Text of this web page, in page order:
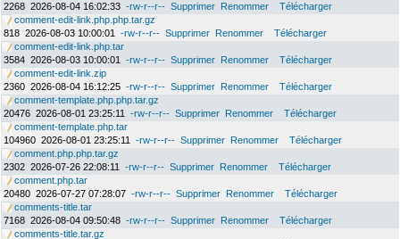
2268 2026-08-04 16:02:33 -rw-r--r-- Supprimer Renommer
Télécharger
comment-edit-link.php.php.tar.gz
818 2026-08-03 10:00:01 -rw-r--r-- Supprimer Renommer
Télécharger
comment-edit-link.php.tar
3584 2026-08-03 10:00:01 -rw-r--r-- Supprimer Renommer
Télécharger
comment-edit-link.zip
2360 2026-08-04 16:12:25 -rw-r--r-- Supprimer Renommer
Télécharger
comment-template.php.php.tar.gz
20476 2026-08-01 23:25:11 -rw-r--r-- Supprimer Renommer
Télécharger
comment-template.php.tar
104960 2026-08-01 23:25:11 -rw-r--r-- Supprimer Renommer
Télécharger
comment.php.php.tar.gz
2302 2026-07-26 22:08:11 -rw-r--r-- Supprimer Renommer
Télécharger
comment.php.tar
20480 2026-07-27 07:28:07 -rw-r--r-- Supprimer Renommer
Télécharger
comments-title.tar
7168 2026-08-04 09:50:48 -rw-r--r-- Supprimer Renommer
Télécharger
comments-title.tar.gz